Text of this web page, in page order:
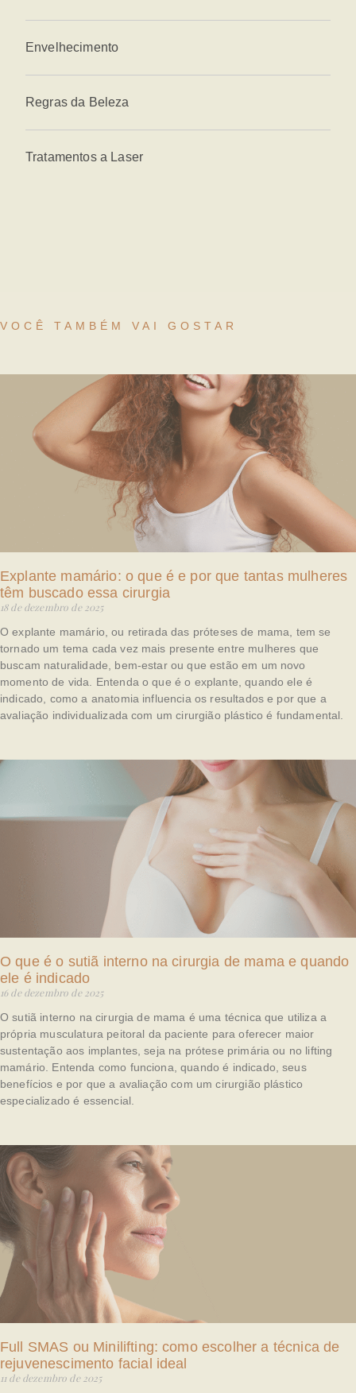
Envelhecimento
Regras da Beleza
Tratamentos a Laser
VOCÊ TAMBÉM VAI GOSTAR
Explante mamário: o que é e por que tantas mulheres
têm buscado essa cirurgia
18 de dezembro de 2025
O explante mamário, ou retirada das próteses de mama, tem se
tornado um tema cada vez mais presente entre mulheres que
buscam naturalidade, bem-estar ou que estão em um novo
momento de vida. Entenda o que é o explante, quando ele é
indicado, como a anatomia influencia os resultados e por que a
avaliação individualizada com um cirurgião plástico é fundamental.
O que é o sutiã interno na cirurgia de mama e quando
ele é indicado
16 de dezembro de 2025
O sutiã interno na cirurgia de mama é uma técnica que utiliza a
própria musculatura peitoral da paciente para oferecer maior
sustentação aos implantes, seja na prótese primária ou no lifting
mamário. Entenda como funciona, quando é indicado, seus
benefícios e por que a avaliação com um cirurgião plástico
especializado é essencial.
Full SMAS ou Minilifting: como escolher a técnica de
rejuvenescimento facial ideal
11 de dezembro de 2025